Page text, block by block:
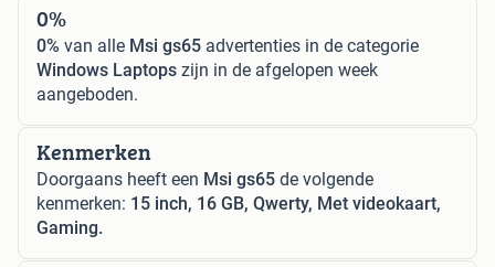
0%
0% van alle Msi gs65 advertenties in de categorie
Windows Laptops zijn in de afgelopen week
aangeboden.
Kenmerken
Doorgaans heeft een Msi gs65 de volgende
kenmerken: 15 inch, 16 GB, Qwerty, Met videokaart,
Gaming.